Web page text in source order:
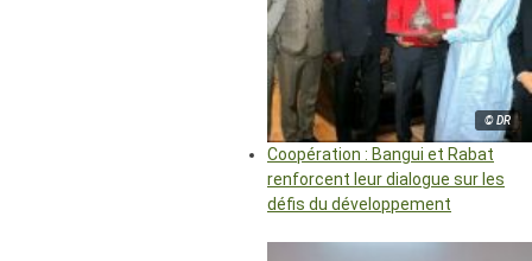
© DR
Coopération : Bangui et Rabat
renforcent leur dialogue sur les
défis du développement